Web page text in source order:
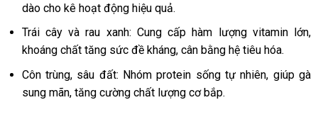
dào cho kê hoạt động hiệu quả.
Trái cây và rau xanh: Cung cấp hàm lượng vitamin lớn,
khoáng chất tăng sức đề kháng, cân bằng hệ tiêu hóa.
Côn trùng, sâu đất: Nhóm protein sống tự nhiên, giúp gà
sung mãn, tăng cường chất lượng cơ bắp.